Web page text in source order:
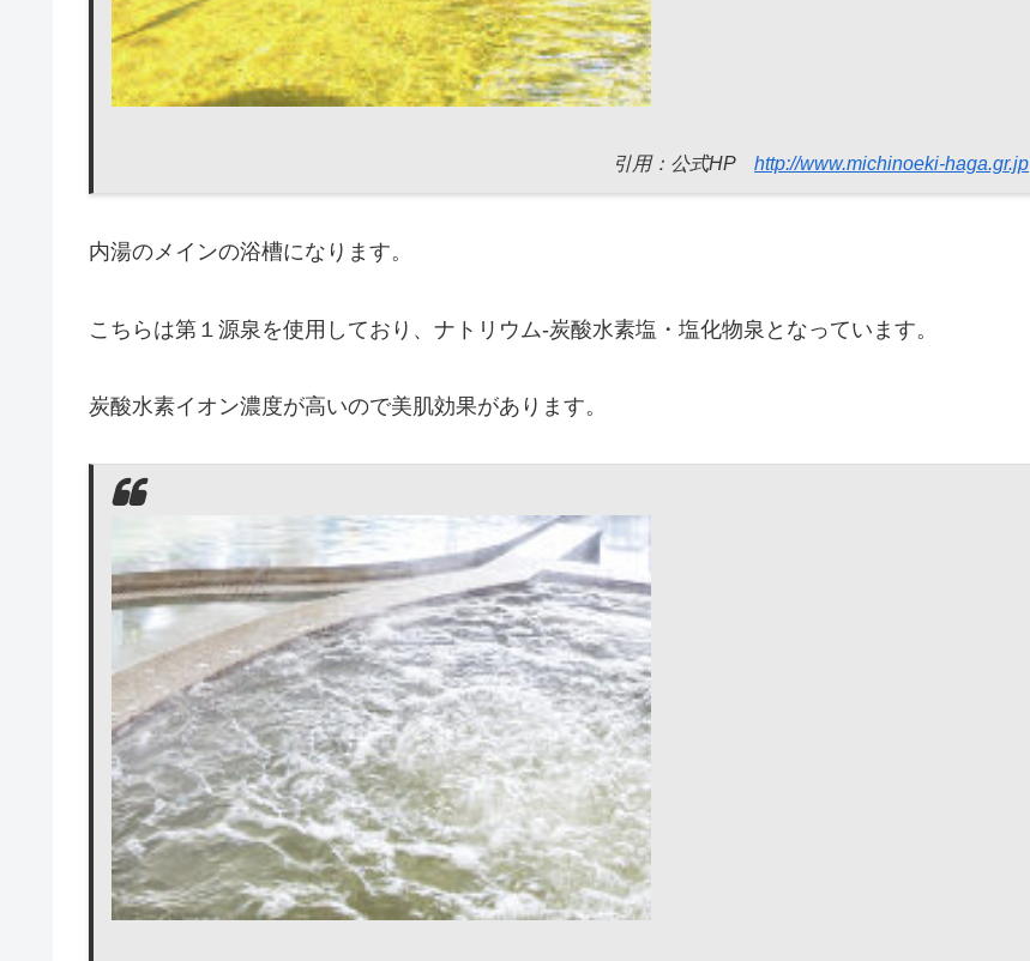
引用：公式HP http://www.michinoeki-haga.gr.jp
内湯のメインの浴槽になります。
こちらは第１源泉を使用しており、ナトリウム-炭酸水素塩・塩化物泉となっています。
炭酸水素イオン濃度が高いので美肌効果があります。